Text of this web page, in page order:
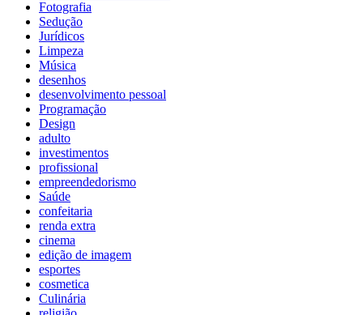
Fotografia
Sedução
Jurídicos
Limpeza
Música
desenhos
desenvolvimento pessoal
Programação
Design
adulto
investimentos
profissional
empreendedorismo
Saúde
confeitaria
renda extra
cinema
edição de imagem
esportes
cosmetica
Culinária